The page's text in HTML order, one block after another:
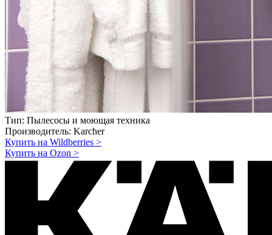
Тип: Пылесосы и моющая техника
Производитель: Karcher
Купить на Wildberries >
Купить на Ozon >